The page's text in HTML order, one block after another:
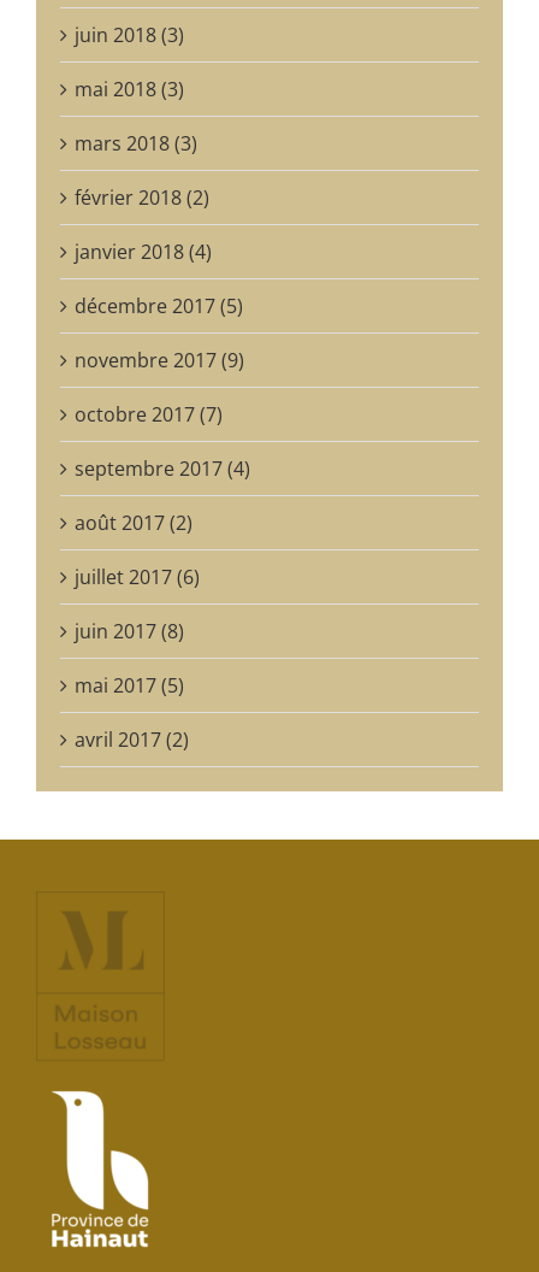
juin 2018 (3)
mai 2018 (3)
mars 2018 (3)
février 2018 (2)
janvier 2018 (4)
décembre 2017 (5)
novembre 2017 (9)
octobre 2017 (7)
septembre 2017 (4)
août 2017 (2)
juillet 2017 (6)
juin 2017 (8)
mai 2017 (5)
avril 2017 (2)